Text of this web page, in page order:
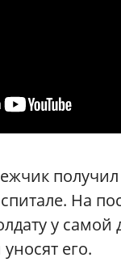
На
у
его.